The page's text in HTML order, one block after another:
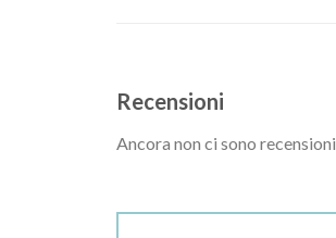
Recensioni
Ancora non ci sono recensioni.